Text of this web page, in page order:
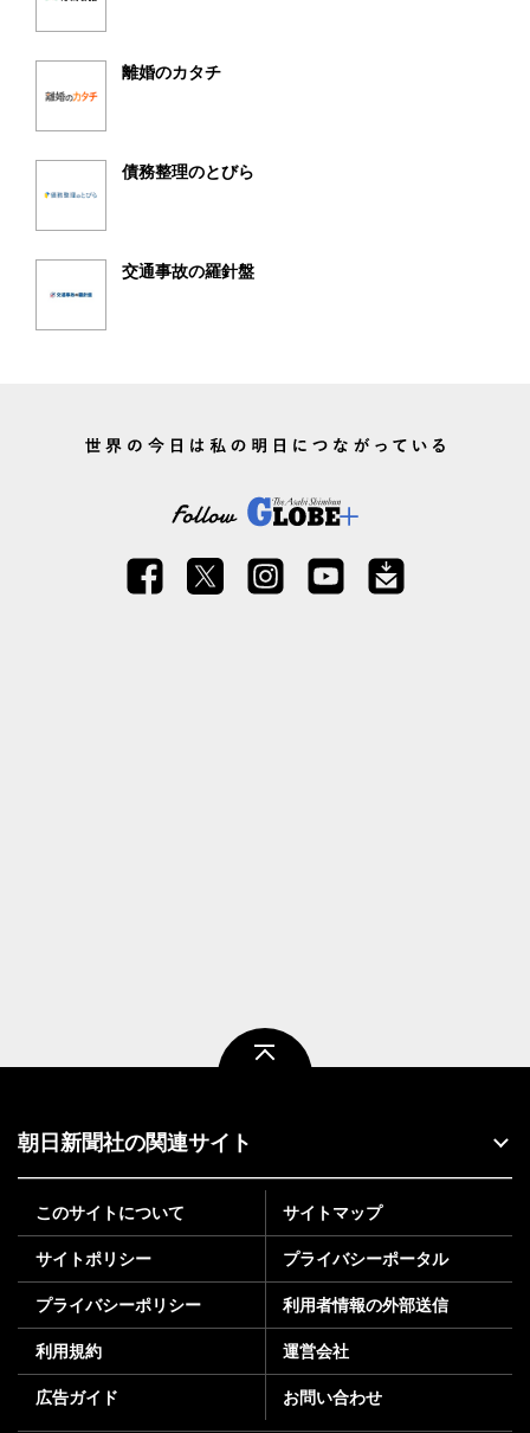
離婚のカタチ
債務整理のとびら
交通事故の羅針盤
朝日新聞社の関連サイト
このサイトについて サイトマップ
サイトポリシー プライバシーポータル
プライバシーポリシー 利用者情報の外部送信
利用規約 運営会社
広告ガイド お問い合わせ